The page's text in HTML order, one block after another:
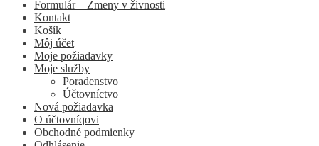
Formulár – Zmeny v živnosti
Kontakt
Košík
Môj účet
Moje požiadavky
Moje služby
Poradenstvo
Účtovníctvo
Nová požiadavka
O účtovníqovi
Obchodné podmienky